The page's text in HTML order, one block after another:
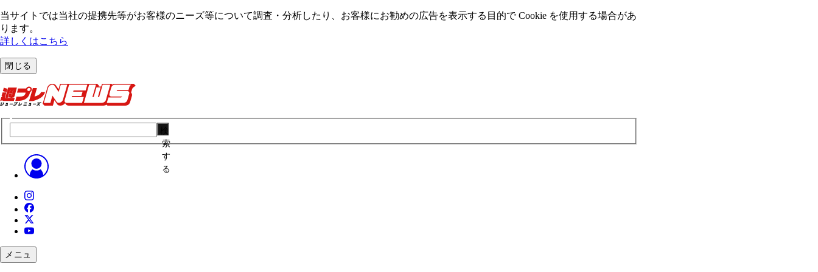
当サイトでは当社の提携先等がお客様のニーズ等について調査・分析したり、お客様にお勧めの広告を表⽰する⽬的で Cookie を使⽤する場合があ
ります。
詳しくはこちら
閉じる
索
す
る
メニュ